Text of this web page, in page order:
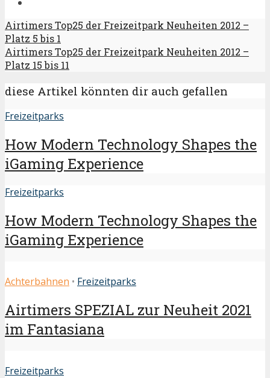
Airtimers Top25 der Freizeitpark Neuheiten 2012 –
Platz 5 bis 1
Airtimers Top25 der Freizeitpark Neuheiten 2012 –
Platz 15 bis 11
diese Artikel könnten dir auch gefallen
Freizeitparks
How Modern Technology Shapes the
iGaming Experience
Freizeitparks
How Modern Technology Shapes the
iGaming Experience
Achterbahnen • Freizeitparks
Airtimers SPEZIAL zur Neuheit 2021
im Fantasiana
Freizeitparks